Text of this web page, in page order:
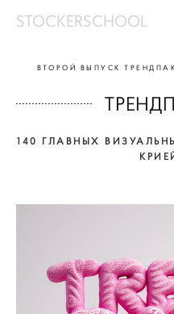
STOCKERSCHOOL
ВТОРОЙ ВЫПУСК
140 ГЛАВНЫХ